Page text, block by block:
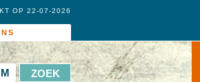
OP 22-07-2026
M